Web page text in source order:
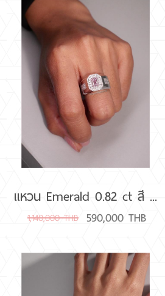
แหวน Emerald 0.82 ct สี ...
1,140,000 THB 590,000 THB